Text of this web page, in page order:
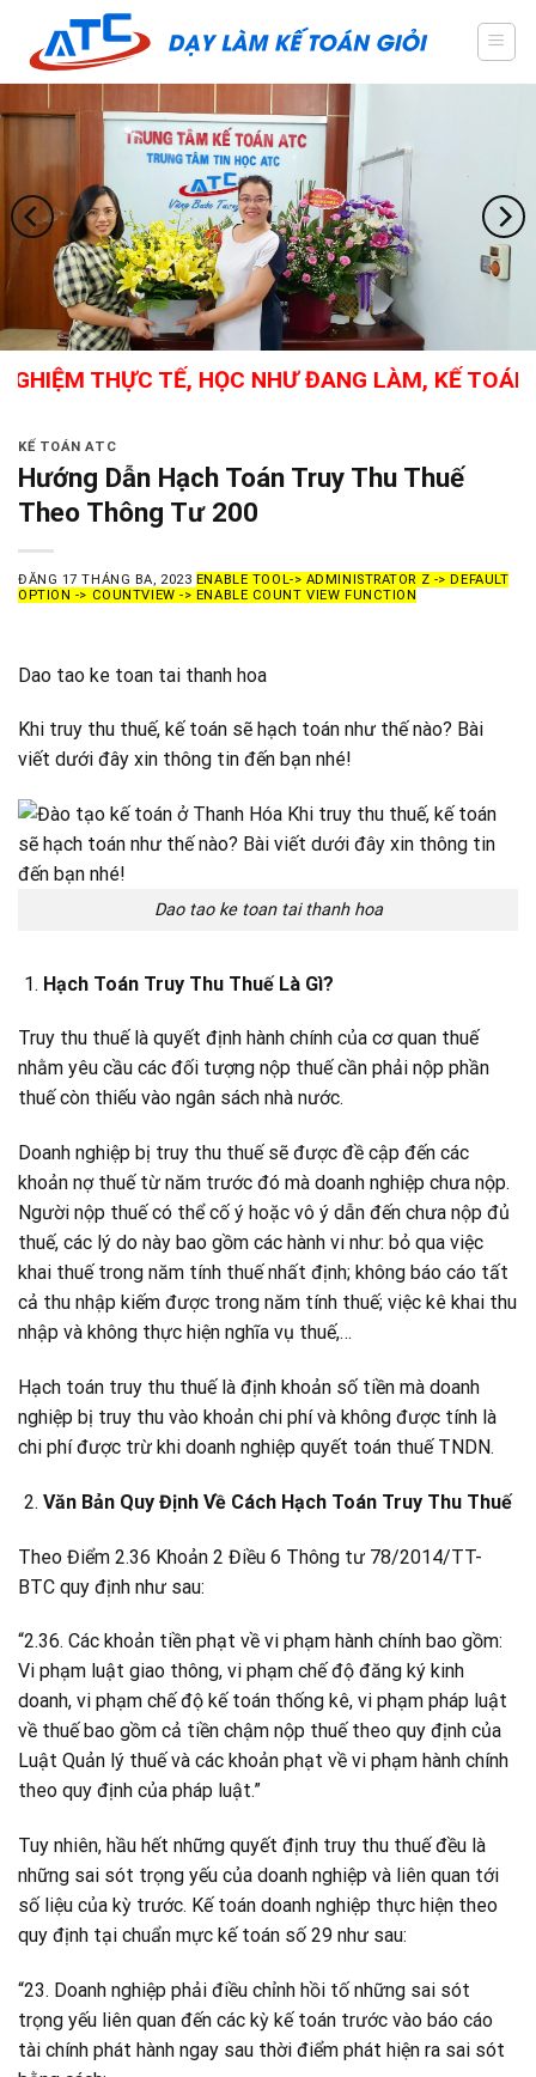
content
TẾ, HỌC NHƯ ĐANG LÀM, KẾ TOÁN
KẾ TOÁN ATC
Hướng Dẫn Hạch Toán Truy Thu Thuế
Theo Thông Tư 200
ĐĂNG 17 THÁNG BA, 2023 ENABLE TOOL-> ADMINISTRATOR Z -> DEFAULT
OPTION -> COUNTVIEW -> ENABLE COUNT VIEW FUNCTION
Dao tao ke toan tai thanh hoa
Khi truy thu thuế, kế toán sẽ hạch toán như thế nào? Bài
viết dưới đây xin thông tin đến bạn nhé!
Dao tao ke toan tai thanh hoa
Hạch Toán Truy Thu Thuế Là Gì?
Truy thu thuế là quyết định hành chính của cơ quan thuế
nhằm yêu cầu các đối tượng nộp thuế cần phải nộp phần
thuế còn thiếu vào ngân sách nhà nước.
Doanh nghiệp bị truy thu thuế sẽ được đề cập đến các
khoản nợ thuế từ năm trước đó mà doanh nghiệp chưa nộp.
Người nộp thuế có thể cố ý hoặc vô ý dẫn đến chưa nộp đủ
thuế, các lý do này bao gồm các hành vi như: bỏ qua việc
khai thuế trong năm tính thuế nhất định; không báo cáo tất
cả thu nhập kiếm được trong năm tính thuế; việc kê khai thu
nhập và không thực hiện nghĩa vụ thuế,…
Hạch toán truy thu thuế là định khoản số tiền mà doanh
nghiệp bị truy thu vào khoản chi phí và không được tính là
chi phí được trừ khi doanh nghiệp quyết toán thuế TNDN.
Văn Bản Quy Định Về Cách Hạch Toán Truy Thu Thuế
Theo Điểm 2.36 Khoản 2 Điều 6 Thông tư 78/2014/TT-
BTC quy định như sau:
“2.36. Các khoản tiền phạt về vi phạm hành chính bao gồm:
Vi phạm luật giao thông, vi phạm chế độ đăng ký kinh
doanh, vi phạm chế độ kế toán thống kê, vi phạm pháp luật
về thuế bao gồm cả tiền chậm nộp thuế theo quy định của
Luật Quản lý thuế và các khoản phạt về vi phạm hành chính
theo quy định của pháp luật.”
Tuy nhiên, hầu hết những quyết định truy thu thuế đều là
những sai sót trọng yếu của doanh nghiệp và liên quan tới
số liệu của kỳ trước. Kế toán doanh nghiệp thực hiện theo
quy định tại chuẩn mực kế toán số 29 như sau:
“23. Doanh nghiệp phải điều chỉnh hồi tố những sai sót
trọng yếu liên quan đến các kỳ kế toán trước vào báo cáo
tài chính phát hành ngay sau thời điểm phát hiện ra sai sót